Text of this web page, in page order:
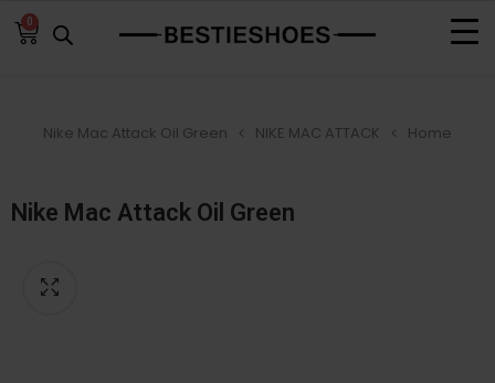
0
Home
NIKE MAC ATTACK
Nike Mac Attack Oil Green
Nike Mac Attack Oil Green